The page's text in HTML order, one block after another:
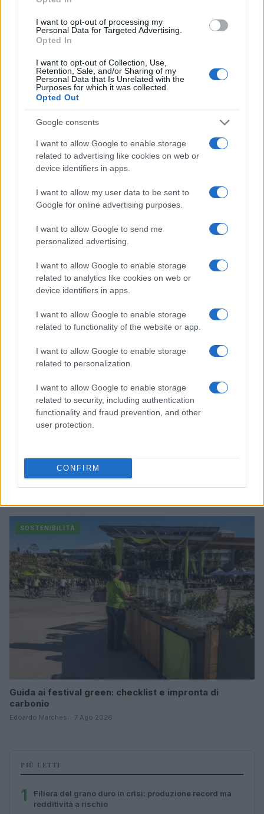
I want to opt-out of processing my
Personal Data for Targeted Advertising.
Opted In
I want to opt-out of Collection, Use,
Retention, Sale, and/or Sharing of my
Personal Data that Is Unrelated with the
Purposes for which it was collected.
Opted Out
Google consents
I want to allow Google to enable storage
related to advertising like cookies on web or
device identifiers in apps.
I want to allow my user data to be sent to
Google for online advertising purposes.
I want to allow Google to send me
personalized advertising.
I want to allow Google to enable storage
related to analytics like cookies on web or
device identifiers in apps.
I want to allow Google to enable storage
related to functionality of the website or app.
I want to allow Google to enable storage
related to personalization.
I want to allow Google to enable storage
related to security, including authentication
functionality and fraud prevention, and other
user protection.
CONFIRM
Continua a leggere
SOSTENIBILITÀ
Filiera del grano duro in crisi: produzione record ma
redditività a rischio
Andrea Innocenti · 7 Ago 2026
SOSTENIBILITÀ
Rigenerazione urbana e progettazione human-
centered: le nuove frontiere dell’architettura
SOSTENIBILITÀ
Guida ai festival green: checklist e impronta di
carbonio
Edoardo Marchesi · 7 Ago 2026
PIÙ LETTI
1
Filiera del grano duro in crisi: produzione record ma
redditività a rischio